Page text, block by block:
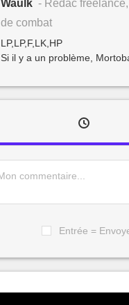
Waulk - Rédac
de combat
LP,LP,F,LK,HP
Si il y a un problème,
Entrée =